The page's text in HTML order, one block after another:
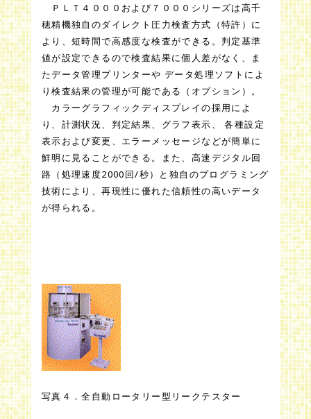
ＰＬＴ４０００および７０００シリーズは高千
穂精機独自のダイレクト圧力検査方式（特許）に
より、短時間で高感度な検査ができる。判定基準
値が設定できるので検査結果に個人差がなく、ま
たデータ管理プリンターや データ処理ソフトによ
り検査結果の管理が可能である（オプション）。
カラーグラフィックディスプレイの採用によ
り、計測状況、判定結果、グラフ表示、 各種設定
表示および変更、エラーメッセージなどが簡単に
鮮明に見ることができる。また、高速デジタル回
路（処理速度2000回/秒）と独自のプログラミング
技術により、再現性に優れた信頼性の高いデータ
が得られる。
写真４．全自動ロータリー型リークテスター